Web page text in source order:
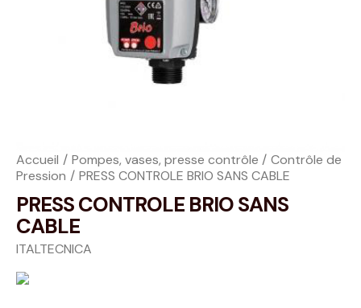
Accueil Pompes, vases, presse contrôle
Contrôle de
Pression
PRESS CONTROLE BRIO SANS CABLE
PRESS CONTROLE BRIO SANS
CABLE
ITALTECNICA